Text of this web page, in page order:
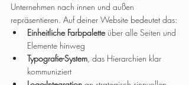
Unternehmen nach innen und außen
repräsentieren. Auf deiner Website bedeutet das:
Einheitliche Farbpalette über alle Seiten und
Elemente hinweg
Typografie-System, das Hierarchien klar
kommuniziert